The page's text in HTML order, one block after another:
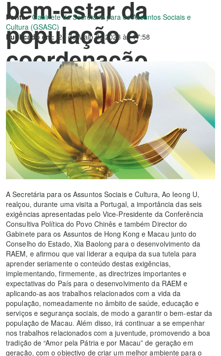
bem-estar da
população e
coordenação
activa no
desenvolvimento
da diversificação
adequada
Fonte: Gabinete da Secretária para os Assuntos Sociais e
Cultura (GSASC)
Publicado em: 24 de Maio de 2023 às 17:58
A Secretária para os Assuntos Sociais e Cultura, Ao Ieong U,
realçou, durante uma visita a Portugal, a importância das seis
exigências apresentadas pelo Vice-Presidente da Conferência
Consultiva Política do Povo Chinês e também Director do
Gabinete para os Assuntos de Hong Kong e Macau junto do
Conselho do Estado, Xia Baolong para o desenvolvimento da
RAEM, e afirmou que vai liderar a equipa da sua tutela para
aprender seriamente o conteúdo destas exigências,
implementando, firmemente, as directrizes importantes e
expectativas do País para o desenvolvimento da RAEM e
aplicando-as aos trabalhos relacionados com a vida da
população, nomeadamente no âmbito de saúde, educação e
serviços e segurança sociais, de modo a garantir o bem-estar da
população de Macau. Além disso, irá continuar a se empenhar
nos trabalhos relacionados com a juventude, promovendo a boa
tradição de “Amor pela Pátria e por Macau” de geração em
geração, com o objectivo de criar um melhor ambiente para o